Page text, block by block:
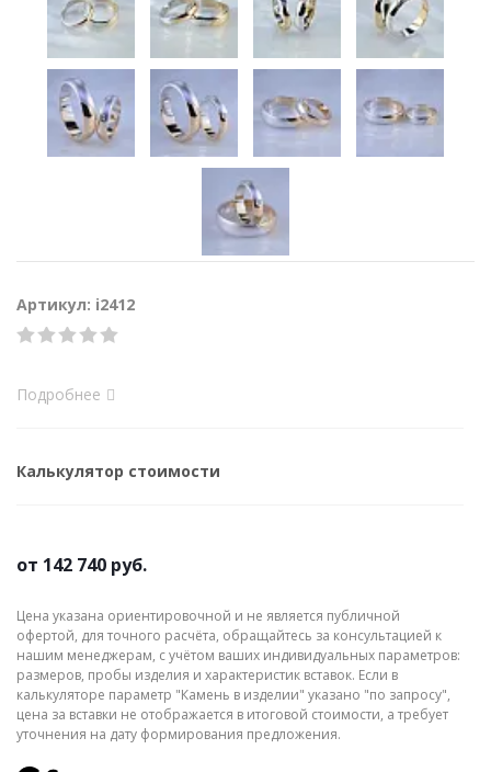
Артикул: i2412
Подробнее
Калькулятор стоимости
от 142 740 руб.
Цена указана ориентировочной и не является публичной
офертой, для точного расчёта, обращайтесь за консультацией к
нашим менеджерам, с учётом ваших индивидуальных параметров:
размеров, пробы изделия и характеристик вставок. Если в
калькуляторе параметр "Камень в изделии" указано "по запросу",
цена за вставки не отображается в итоговой стоимости, а требует
уточнения на дату формирования предложения.